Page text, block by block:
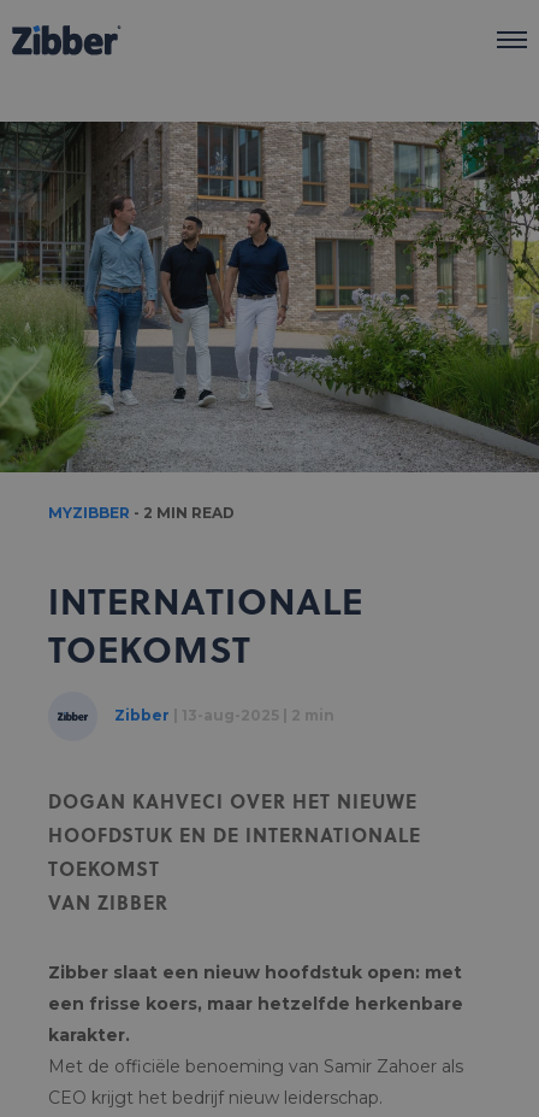
Onze aanpak
Pakketten
Producten
Meer info
We're hiring!
Loginperson
MYZIBBER - 2 MIN READ
INTERNATIONALE
TOEKOMST
Zibber | 13-aug-2025 | 2 min
DOGAN KAHVECI OVER HET NIEUWE
HOOFDSTUK EN DE INTERNATIONALE
TOEKOMST
VAN ZIBBER
Zibber slaat een nieuw hoofdstuk open: met
een frisse koers, maar hetzelfde herkenbare
karakter.
Met de officiële benoeming van Samir Zahoer als
CEO krijgt het bedrijf nieuw leiderschap.